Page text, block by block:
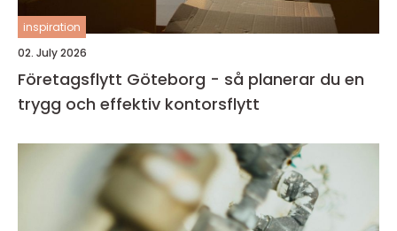
inspiration
02. July 2026
Företagsflytt Göteborg - så planerar du en
trygg och effektiv kontorsflytt